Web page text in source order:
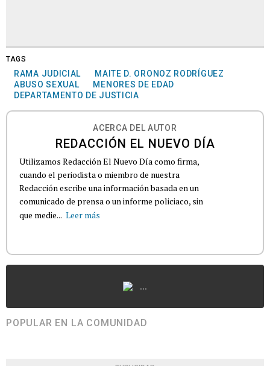
TAGS
RAMA JUDICIAL
MAITE D. ORONOZ RODRÍGUEZ
ABUSO SEXUAL
MENORES DE EDAD
DEPARTAMENTO DE JUSTICIA
ACERCA DEL AUTOR
REDACCIÓN EL NUEVO DÍA
Utilizamos Redacción El Nuevo Día como firma,
cuando el periodista o miembro de nuestra
Redacción escribe una información basada en un
comunicado de prensa o un informe policiaco, sin
que medie... Leer más
...
POPULAR EN LA COMUNIDAD